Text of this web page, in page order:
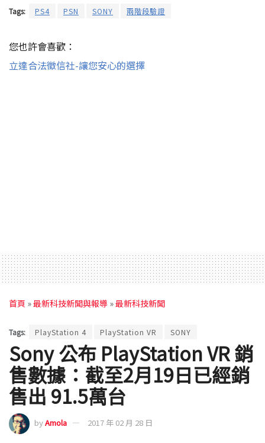
Tags: PS4 PSN SONY 兩階段驗證
您也許會喜歡：
立達合法徵信社-讓您安心的選擇
首頁 »最新科技新聞與報導 »最新科技新聞
Tags: PlayStation 4 PlayStation VR SONY
Sony 公布 PlayStation VR 銷
售數據：截至2月19日已經銷
售出 91.5萬台
byAmola 2017 年 02 月 28 日